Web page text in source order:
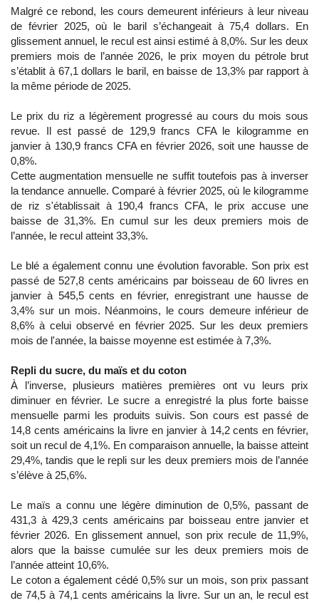
Malgré ce rebond, les cours demeurent inférieurs à leur niveau
de février 2025, où le baril s’échangeait à 75,4 dollars. En
glissement annuel, le recul est ainsi estimé à 8,0%. Sur les deux
premiers mois de l’année 2026, le prix moyen du pétrole brut
s’établit à 67,1 dollars le baril, en baisse de 13,3% par rapport à
la même période de 2025.
Le prix du riz a légèrement progressé au cours du mois sous
revue. Il est passé de 129,9 francs CFA le kilogramme en
janvier à 130,9 francs CFA en février 2026, soit une hausse de
0,8%.
Cette augmentation mensuelle ne suffit toutefois pas à inverser
la tendance annuelle. Comparé à février 2025, où le kilogramme
de riz s'établissait à 190,4 francs CFA, le prix accuse une
baisse de 31,3%. En cumul sur les deux premiers mois de
l’année, le recul atteint 33,3%.
Le blé a également connu une évolution favorable. Son prix est
passé de 527,8 cents américains par boisseau de 60 livres en
janvier à 545,5 cents en février, enregistrant une hausse de
3,4% sur un mois. Néanmoins, le cours demeure inférieur de
8,6% à celui observé en février 2025. Sur les deux premiers
mois de l'année, la baisse moyenne est estimée à 7,3%.
Repli du sucre, du maïs et du coton
À l’inverse, plusieurs matières premières ont vu leurs prix
diminuer en février. Le sucre a enregistré la plus forte baisse
mensuelle parmi les produits suivis. Son cours est passé de
14,8 cents américains la livre en janvier à 14,2 cents en février,
soit un recul de 4,1%. En comparaison annuelle, la baisse atteint
29,4%, tandis que le repli sur les deux premiers mois de l’année
s’élève à 25,6%.
Le maïs a connu une légère diminution de 0,5%, passant de
431,3 à 429,3 cents américains par boisseau entre janvier et
février 2026. En glissement annuel, son prix recule de 11,9%,
alors que la baisse cumulée sur les deux premiers mois de
l’année atteint 10,6%.
Le coton a également cédé 0,5% sur un mois, son prix passant
de 74,5 à 74,1 cents américains la livre. Sur un an, le recul est